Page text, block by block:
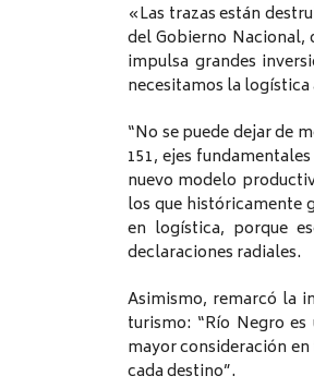
«Las trazas están
del Gobierno Nacional,
impulsa grandes
necesitamos la logística
“No se puede dejar de
151, ejes
nuevo modelo
los que históricamente
en logística, porque
declaraciones radiales.
Asimismo, remarcó la
turismo: “Río Negro
mayor consideración
cada destino”.